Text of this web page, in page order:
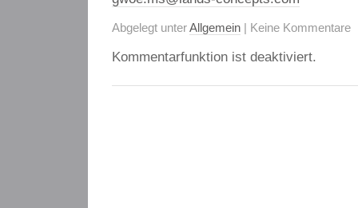
Abgelegt unterAllgemein | Keine Kommentare
Kommentarfunktion ist deaktiviert.